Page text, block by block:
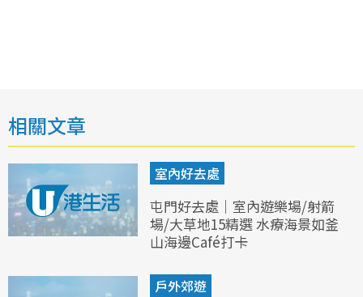
相關文章
室內好去處
屯門好去處｜室內遊樂場/射箭
場/大草地15精選 水療海景如釜
山海邊Café打卡
戶外郊遊